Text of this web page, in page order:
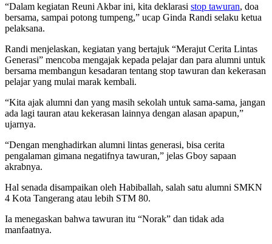
“Dalam kegiatan Reuni Akbar ini, kita deklarasi stop tawuran, doa
bersama, sampai potong tumpeng,” ucap Ginda Randi selaku ketua
pelaksana.
Randi menjelaskan, kegiatan yang bertajuk “Merajut Cerita Lintas
Generasi” mencoba mengajak kepada pelajar dan para alumni untuk
bersama membangun kesadaran tentang stop tawuran dan kekerasan
pelajar yang mulai marak kembali.
“Kita ajak alumni dan yang masih sekolah untuk sama-sama, jangan
ada lagi tauran atau kekerasan lainnya dengan alasan apapun,”
ujarnya.
“Dengan menghadirkan alumni lintas generasi, bisa cerita
pengalaman gimana negatifnya tawuran,” jelas Gboy sapaan
akrabnya.
Hal senada disampaikan oleh Habiballah, salah satu alumni SMKN
4 Kota Tangerang atau lebih STM 80.
Ia menegaskan bahwa tawuran itu “Norak” dan tidak ada
manfaatnya.